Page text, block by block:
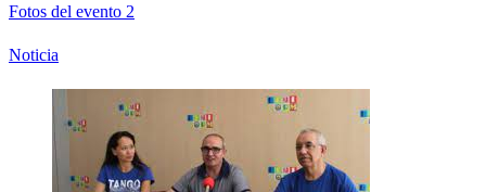
Fotos del evento 2
Noticia